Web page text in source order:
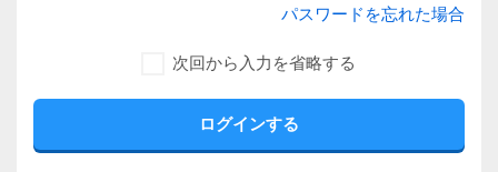
パスワードを忘れた場合
次回から入力を省略する